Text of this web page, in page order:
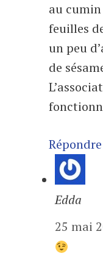
au
feuilles
un peu
de
Répondre
Edda
25 mai